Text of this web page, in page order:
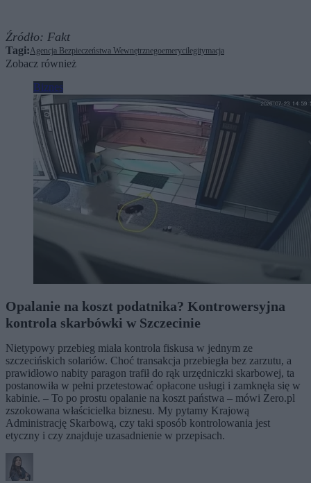
Źródło: Fakt
Tagi:Agencja Bezpieczeństwa Wewnętrznegoemeryci legitymacja
Zobacz również
Biznes
Opalanie na koszt podatnika? Kontrowersyjna
kontrola skarbówki w Szczecinie
Nietypowy przebieg miała kontrola fiskusa w jednym ze
szczecińskich solariów. Choć transakcja przebiegła bez zarzutu, a
prawidłowo nabity paragon trafił do rąk urzędniczki skarbowej, ta
postanowiła w pełni przetestować opłacone usługi i zamknęła się w
kabinie. – To po prostu opalanie na koszt państwa – mówi Zero.pl
zszokowana właścicielka biznesu. My pytamy Krajową
Administrację Skarbową, czy taki sposób kontrolowania jest
etyczny i czy znajduje uzasadnienie w przepisach.